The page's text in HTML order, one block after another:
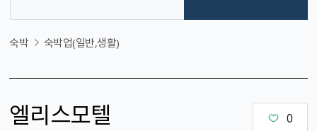
숙박 숙박업(일반,생활)
엘리스모텔 0